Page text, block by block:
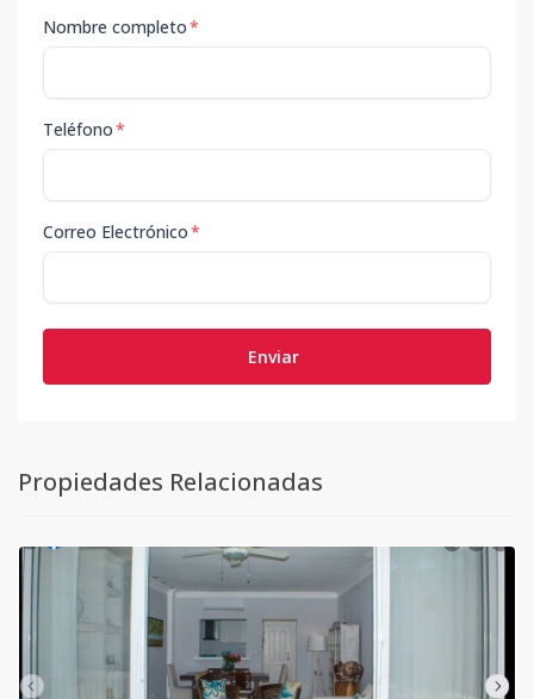
Nombre completo*
Teléfono*
Correo Electrónico*
Enviar
Propiedades Relacionadas